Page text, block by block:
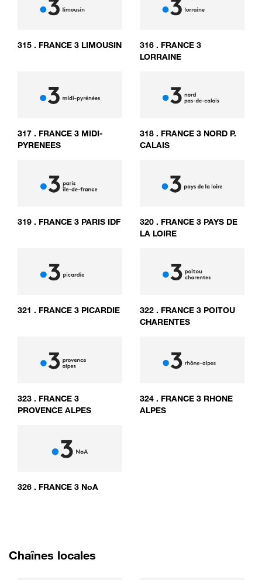
315 . FRANCE 3 LIMOUSIN 316 . FRANCE 3
LORRAINE
317 . FRANCE 3 MIDI-
PYRENEES
318 . FRANCE 3 NORD P.
CALAIS
319 . FRANCE 3 PARIS IDF 320 . FRANCE 3 PAYS DE
LA LOIRE
321 . FRANCE 3 PICARDIE 322 . FRANCE 3 POITOU
CHARENTES
323 . FRANCE 3
PROVENCE ALPES
324 . FRANCE 3 RHONE
ALPES
326 . FRANCE 3 NoA
Chaînes locales